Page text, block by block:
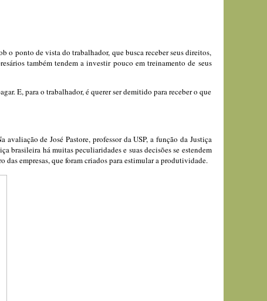
ponto de vista do trabalhador, que busca receber seus direitos,
também tendem a investir pouco em treinamento de seus
E, para o trabalhador, é querer ser demitido para receber o que
de José Pastore, professor da USP, a função da Justiça
brasileira há muitas peculiaridades e suas decisões se estendem
empresas, que foram criados para estimular a produtividade.